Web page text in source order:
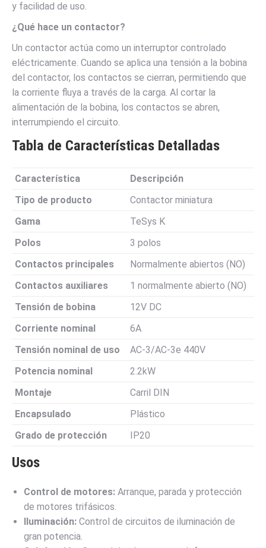
y facilidad de uso.
¿Qué hace un contactor?
Un contactor actúa como un interruptor controlado
eléctricamente. Cuando se aplica una tensión a la bobina
del contactor, los contactos se cierran, permitiendo que
la corriente fluya a través de la carga. Al cortar la
alimentación de la bobina, los contactos se abren,
interrumpiendo el circuito.
Tabla de Características Detalladas
Característica
Descripción
Tipo de producto
Contactor miniatura
Gama
TeSys K
Polos
3 polos
Contactos principales
Normalmente abiertos (NO)
Contactos auxiliares
1 normalmente abierto (NO)
Tensión de bobina
12V DC
Corriente nominal
6A
Tensión nominal de uso
AC-3/AC-3e 440V
Potencia nominal
2.2kW
Montaje
Carril DIN
Encapsulado
Plástico
Grado de protección
IP20
Usos
Control de motores: Arranque, parada y protección
de motores trifásicos.
Iluminación: Control de circuitos de iluminación de
gran potencia.